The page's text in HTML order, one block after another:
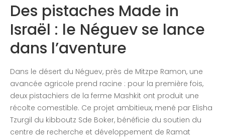
Des pistaches Made in
Israël : le Néguev se lance
dans l’aventure
Dans le désert du Néguev, près de Mitzpe Ramon, une
avancée agricole prend racine : pour la première fois,
deux pistachiers de la ferme Mashkit ont produit une
récolte comestible. Ce projet ambitieux, mené par Elisha
Tzurgil du kibboutz Sde Boker, bénéficie du soutien du
centre de recherche et développement de Ramat